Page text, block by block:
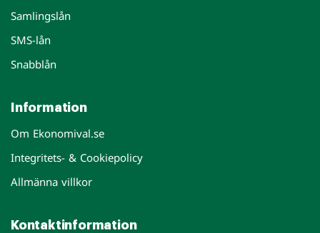
Samlingslån
SMS-lån
Snabblån
Information
Om Ekonomival.se
Integritets- & Cookiepolicy
Allmänna villkor
Kontaktinformation